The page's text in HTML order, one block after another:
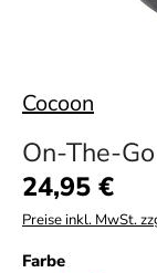
Cocoon
On-The-
Regulärer Preis:
24,95 €
Preise inkl. MwSt.
Farbeauswählen